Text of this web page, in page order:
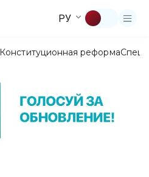
РУ
Конституционная реформа